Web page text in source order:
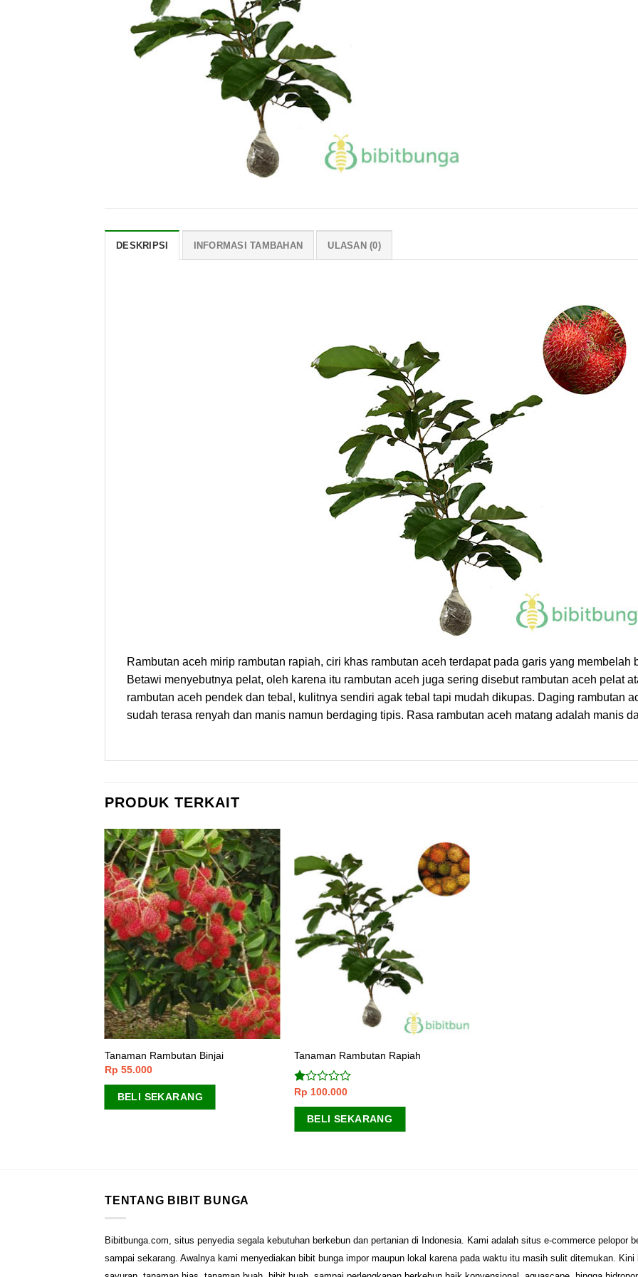
DESKRIPSI INFORMASI TAMBAHAN ULASAN (0)
Rambutan aceh mirip rambutan rapiah, ciri khas rambutan aceh terdapat pada garis yang membelah
Betawi menyebutnya pelat, oleh karena itu rambutan aceh juga sering disebut rambutan aceh pelat
rambutan aceh pendek dan tebal, kulitnya sendiri agak tebal tapi mudah dikupas. Daging rambutan
sudah terasa renyah dan manis namun berdaging tipis. Rasa rambutan aceh matang adalah manis
PRODUK TERKAIT
Tanaman Rambutan Binjai
Rp 55.000
BELI SEKARANG
Tanaman Rambutan Rapiah
Dinilai
dari
Rp 100.000
BELI SEKARANG
TENTANG BIBIT BUNGA
Bibitbunga.com, situs penyedia segala kebutuhan berkebun dan pertanian di Indonesia. Kami adalah situs e-commerce pelopor
sampai sekarang. Awalnya kami menyediakan bibit bunga impor maupun lokal karena pada waktu itu masih sulit ditemukan.